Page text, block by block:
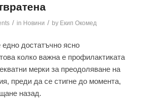
/ in Новини / by Екип Окомед
достатъчно ясно
колко важна е профилактиката
мерки за преодоляване на
преди да се стигне до момента,
назад.